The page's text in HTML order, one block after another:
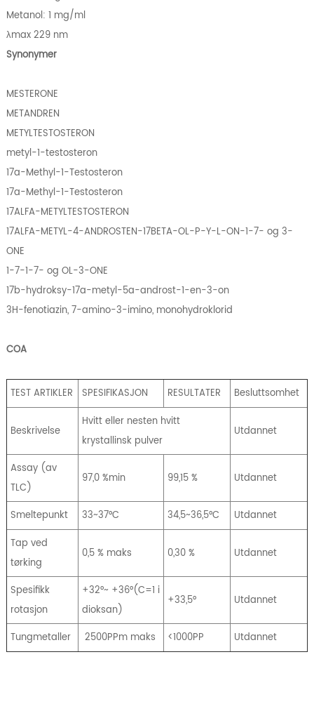
Metanol: 1 mg/ml
λmax 229 nm
Synonymer
MESTERONE
METANDREN
METYLTESTOSTERON
metyl-1-testosteron
17a-Methyl-1-Testosteron
17a-Methyl-1-Testosteron
17ALFA-METYLTESTOSTERON
17ALFA-METYL-4-ANDROSTEN-17BETA-OL-P-Y-L-ON-1-7- og 3-
ONE
1-7-1-7- og OL-3-ONE
17b-hydroksy-17a-metyl-5a-androst-1-en-3-on
3H-fenotiazin, 7-amino-3-imino, monohydroklorid
COA
TEST ARTIKLER SPESIFIKASJON RESULTATER Besluttsomhet
Beskrivelse
Hvitt eller nesten hvitt
krystallinsk pulver
Utdannet
Assay (av
TLC)
97,0 %min 99,15 % Utdannet
Smeltepunkt 33~37°C 34,5~36,5°C
Utdannet
Tap ved
tørking
0,5 % maks 0,30 % Utdannet
Spesifikk
rotasjon
+32°~ +36°(C=1 i
dioksan)
+33,5° Utdannet
Tungmetaller 2500PPm maks <1000PP Utdannet